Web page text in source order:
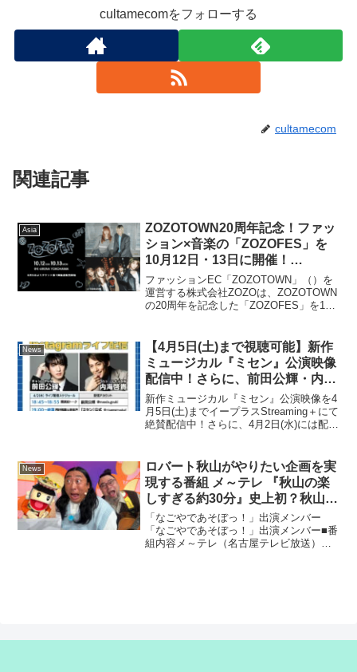
cultamecomをフォローする
cultamecom
関連記事
Asia
ZOZOTOWN20周年記念！ファッ
ション×音楽の「ZOZOFES」を
10月12日・13日に開催！
YOASOBI・LE SSERAFIMの出
演が決定
ファッションEC「ZOZOTOWN」（）を
運営する株式会社ZOZOは、ZOZOTOWN
の20周年を記念した「ZOZOFES」を10
8月5日（火）正午よりZOZO...
News
【4月5日(土)まで視聴可能】新作
ミュージカル『ミセン』公演映像
配信中！さらに、前田公輝・内海
啓貴による同時視聴＆副音声
Instagramライブ配信を4月2日
(水)19:00～開催決定！
新作ミュージカル『ミセン』公演映像を4
月5日(土)までイープラスStreaming＋にて
絶賛配信中！さらに、4月2日(水)には配信
るInstagramライブ配信も...
News
ロバート秋山がやりたい企画を実
現する番組 メ～テレ 『秋山の楽
しすぎる約30分』史上初？秋山が
演出する “ガチの教育番組” 「な
ごやであそぼっ！」 で子どもた
ちが困惑！？6月28日（土）深夜
「なごやであそぼっ！」出演メンバー
「なごやであそぼっ！」出演メンバー■番
組内容メ～テレ（名古屋テレビ放送）制